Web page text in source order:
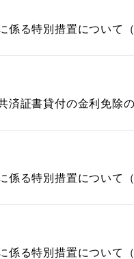
る特別措置について（
済証書貸付の金利免除
る特別措置について（
る特別措置について（